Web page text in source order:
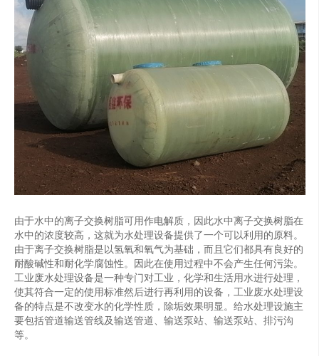
由于水中的离子交换树脂可用作电解质，因此水中离子交换树脂在
水中的浓度较高，这就为水处理设备提供了一个可以利用的原料。
由于离子交换树脂是以氢氧和氧气为基础，而且它们都具有良好的
耐酸碱性和耐化学腐蚀性。因此在使用过程中不会产生任何污染。
工业废水处理设备是一种专门对工业，化学和生活用水进行处理，
使其符合一定的使用标准然后进行再利用的设备，工业废水处理设
备的特点是不改变水的化学性质，除垢效果明显。给水处理设施主
要包括管道输送管线及输送管道、输送泵站、输送泵站、排污沟
等。